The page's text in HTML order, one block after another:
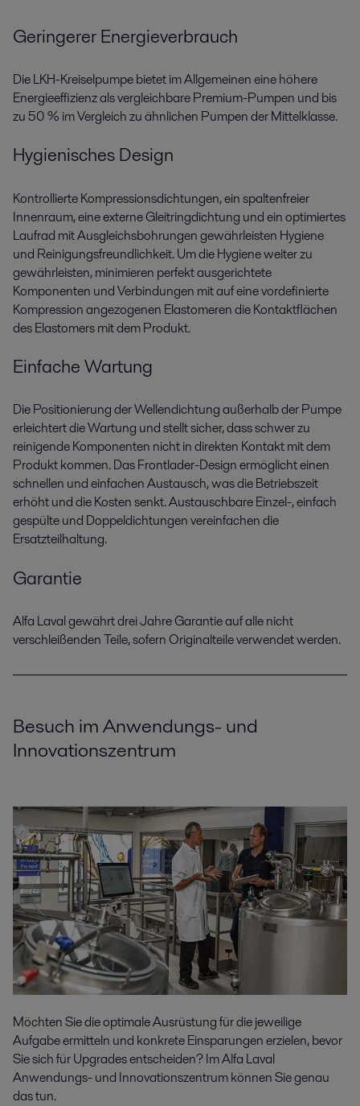
Geringerer Energieverbrauch
Die LKH-Kreiselpumpe bietet im Allgemeinen eine höhere
Energieeffizienz als vergleichbare Premium-Pumpen und bis
zu 50 % im Vergleich zu ähnlichen Pumpen der Mittelklasse.
Hygienisches Design
Kontrollierte Kompressionsdichtungen, ein spaltenfreier
Innenraum, eine externe Gleitringdichtung und ein optimiertes
Laufrad mit Ausgleichsbohrungen gewährleisten Hygiene
und Reinigungsfreundlichkeit. Um die Hygiene weiter zu
gewährleisten, minimieren perfekt ausgerichtete
Komponenten und Verbindungen mit auf eine vordefinierte
Kompression angezogenen Elastomeren die Kontaktflächen
des Elastomers mit dem Produkt.
Einfache Wartung
Die Positionierung der Wellendichtung außerhalb der Pumpe
erleichtert die Wartung und stellt sicher, dass schwer zu
reinigende Komponenten nicht in direkten Kontakt mit dem
Produkt kommen. Das Frontlader-Design ermöglicht einen
schnellen und einfachen Austausch, was die Betriebszeit
erhöht und die Kosten senkt. Austauschbare Einzel-, einfach
gespülte und Doppeldichtungen vereinfachen die
Ersatzteilhaltung.
Garantie
Alfa Laval gewährt drei Jahre Garantie auf alle nicht
verschleißenden Teile, sofern Originalteile verwendet werden.
Besuch im Anwendungs- und
Innovationszentrum
Möchten Sie die optimale Ausrüstung für die jeweilige
Aufgabe ermitteln und konkrete Einsparungen erzielen, bevor
Sie sich für Upgrades entscheiden? Im Alfa Laval
Anwendungs- und Innovationszentrum können Sie genau
das tun.